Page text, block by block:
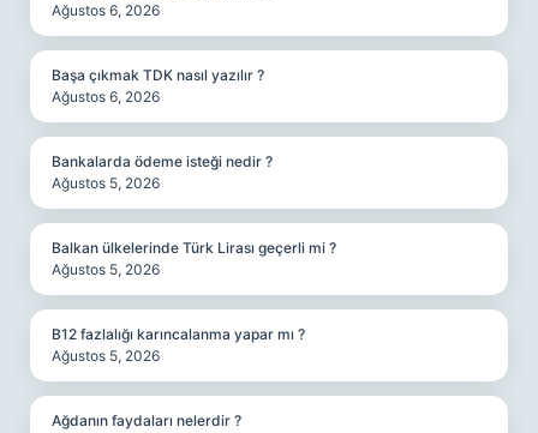
Ağustos 6, 2026
Başa çıkmak TDK nasıl yazılır ?
Ağustos 6, 2026
Bankalarda ödeme isteği nedir ?
Ağustos 5, 2026
Balkan ülkelerinde Türk Lirası geçerli mi ?
Ağustos 5, 2026
B12 fazlalığı karıncalanma yapar mı ?
Ağustos 5, 2026
Ağdanın faydaları nelerdir ?